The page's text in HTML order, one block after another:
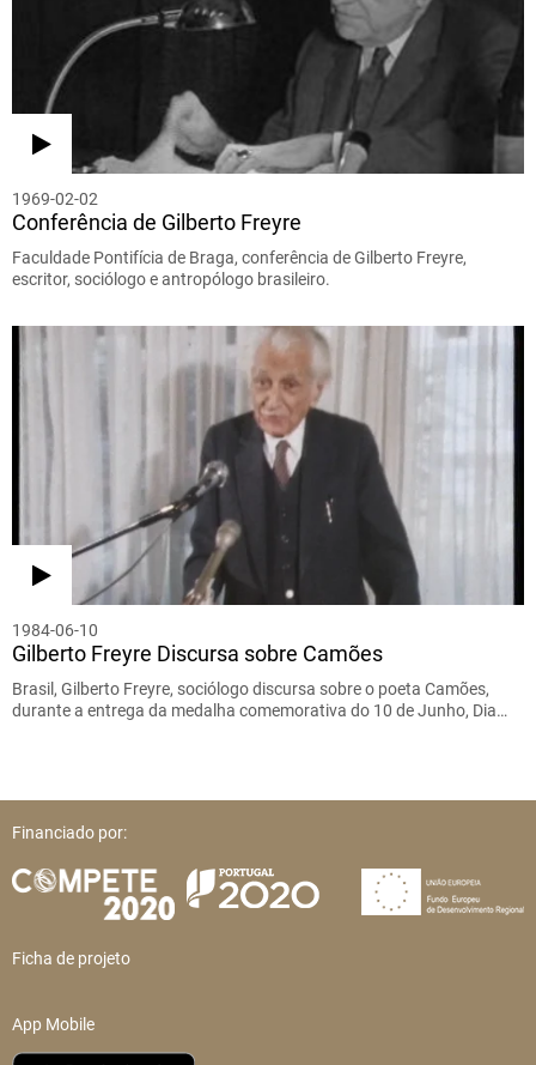
1969-02-02
Conferência de Gilberto Freyre
Faculdade Pontifícia de Braga, conferência de Gilberto Freyre,
escritor, sociólogo e antropólogo brasileiro.
1984-06-10
Gilberto Freyre Discursa sobre Camões
Brasil, Gilberto Freyre, sociólogo discursa sobre o poeta Camões,
durante a entrega da medalha comemorativa do 10 de Junho, Dia…
Financiado por:
Ficha de projeto
App Mobile